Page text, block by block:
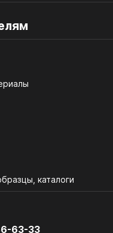
каталоги
63-33